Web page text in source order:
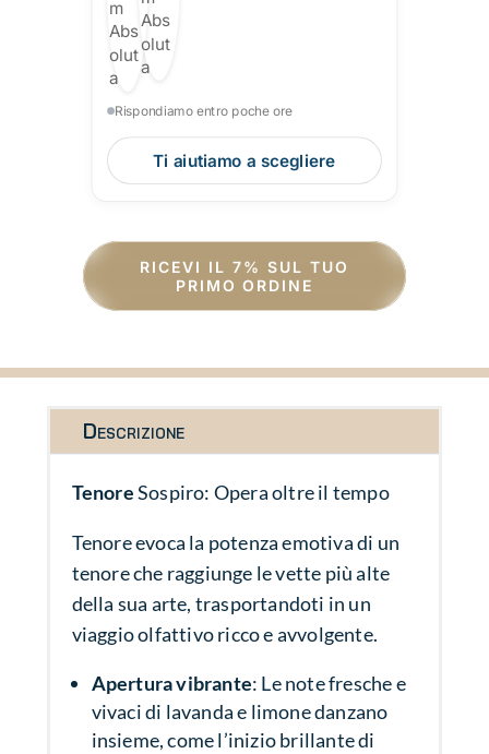
Rispondiamo entro poche ore
Ti aiutiamo a scegliere
RICEVI IL 7% SUL TUO
PRIMO ORDINE
Descrizione
TenoreSospiro: Opera oltre il tempo
Tenore evoca la potenza emotiva di un
tenore che raggiunge le vette più alte
della sua arte, trasportandoti in un
viaggio olfattivo ricco e avvolgente.
Apertura vibrante: Le note fresche e
vivaci di lavanda e limone danzano
insieme, come l’inizio brillante di